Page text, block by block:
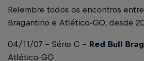
Relembre todos os encontros
Bragantino e Atlético-GO, desde
04/11/07 – Série C – Red Bull
Atlético-GO